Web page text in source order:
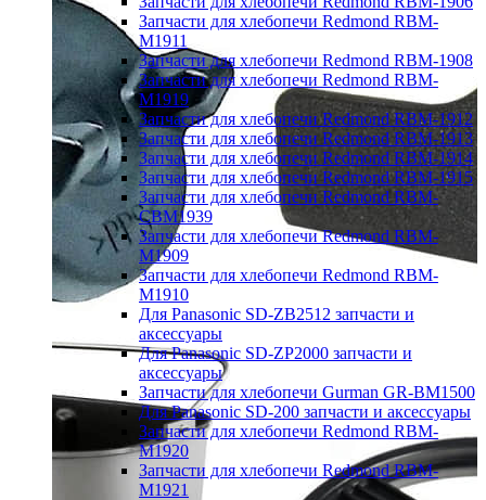
Запчасти для хлебопечи Redmond RBM-
M1911
Запчасти для хлебопечи Redmond RBM-1908
Запчасти для хлебопечи Redmond RBM-
M1919
Запчасти для хлебопечи Redmond RBM-1912
Запчасти для хлебопечи Redmond RBM-1913
Запчасти для хлебопечи Redmond RBM-1914
Запчасти для хлебопечи Redmond RBM-1915
Запчасти для хлебопечи Redmond RBM-
CBM1939
Запчасти для хлебопечи Redmond RBM-
M1909
Запчасти для хлебопечи Redmond RBM-
M1910
Для Panasonic SD-ZB2512 запчасти и
аксессуары
Для Panasonic SD-ZP2000 запчасти и
аксессуары
Запчасти для хлебопечи Gurman GR-BM1500
Для Panasonic SD-200 запчасти и аксессуары
Запчасти для хлебопечи Redmond RBM-
M1920
Запчасти для хлебопечи Redmond RBM-
M1921